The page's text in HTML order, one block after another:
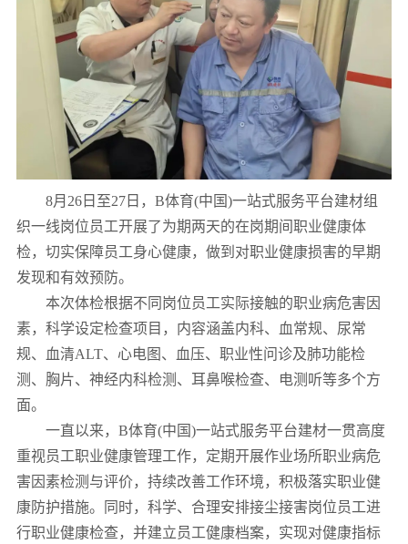
8月26日至27日，B体育(中国)一站式服务平台建材组
织一线岗位员工开展了为期两天的在岗期间职业健康体
检，切实保障员工身心健康，做到对职业健康损害的早期
发现和有效预防。
本次体检根据不同岗位员工实际接触的职业病危害因
素，科学设定检查项目，内容涵盖内科、血常规、尿常
规、血清ALT、心电图、血压、职业性问诊及肺功能检
测、胸片、神经内科检测、耳鼻喉检查、电测听等多个方
面。
一直以来，B体育(中国)一站式服务平台建材一贯高度
重视员工职业健康管理工作，定期开展作业场所职业病危
害因素检测与评价，持续改善工作环境，积极落实职业健
康防护措施。同时，科学、合理安排接尘接害岗位员工进
行职业健康检查，并建立员工健康档案，实现对健康指标